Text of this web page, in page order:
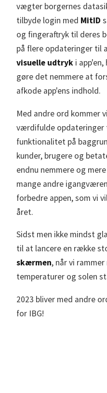
vægter borgernes
tilbyde login med MitID
og fingeraftryk til deres
på flere opdateringer til
visuelle udtryki app'en,
gøre det nemmere at
afkode app'ens indhold.
Med andre ord kommer
værdifulde opdateringer
funktionalitet på
kunder, brugere og
endnu nemmere og
mange andre
forbedre appen, som vi
året.
Sidst men ikke mindst
til at lancere en række
skærmen, når vi
temperaturer og solen
2023 bliver med andre
for IBG!